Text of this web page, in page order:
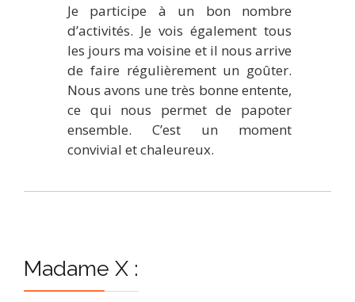
Je participe à un bon nombre
d’activités. Je vois également tous
les jours ma voisine et il nous arrive
de faire régulièrement un goûter.
Nous avons une très bonne entente,
ce qui nous permet de papoter
ensemble. C’est un moment
convivial et chaleureux.
Madame X :